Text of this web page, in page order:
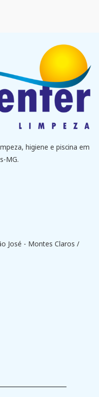
higiene e piscina em
MG.
José - Montes Claros /